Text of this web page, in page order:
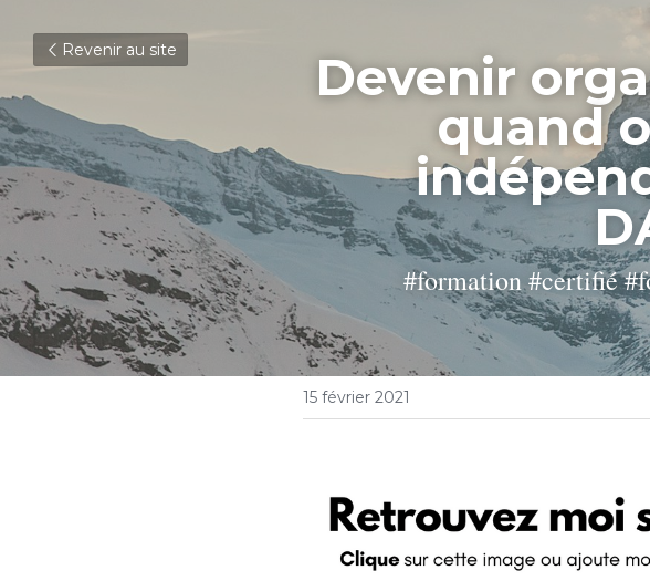
Revenir au site
Devenir
quand
#formation #certifié
15 février 2021